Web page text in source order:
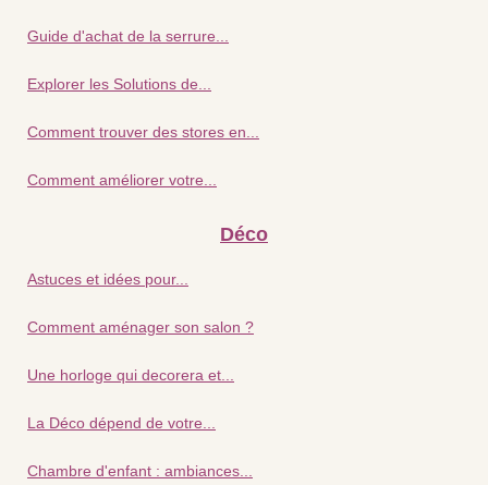
Guide d'achat de la serrure...
Explorer les Solutions de...
Comment trouver des stores en...
Comment améliorer votre...
Déco
Astuces et idées pour...
Comment aménager son salon ?
Une horloge qui decorera et...
La Déco dépend de votre...
Chambre d'enfant : ambiances...